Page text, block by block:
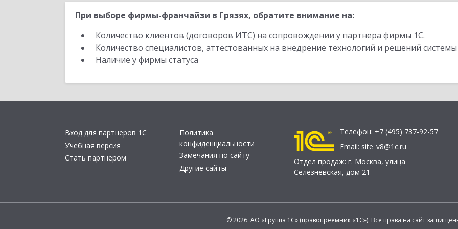
При выборе фирмы-франчайзи в Грязях, обратите внимание на:
Количество клиентов (договоров ИТС) на сопровождении у партнера фирмы 1С.
Количество специалистов, аттестованных на внедрение технологий и решений
Наличие у фирмы статуса
Вход для партнеров 1С
Учебная версия
Стать партнером
Политика
конфиденциальности
Замечания по сайту
Другие сайты
Телефон: +7 (495) 737-92-57
Email: site_v8@1c.ru
Отдел продаж: г. Москва, улица
Селезнёвская, дом 21
© 2026 АО «Группа 1С» (правопреемник «1С»). Все права на сайт